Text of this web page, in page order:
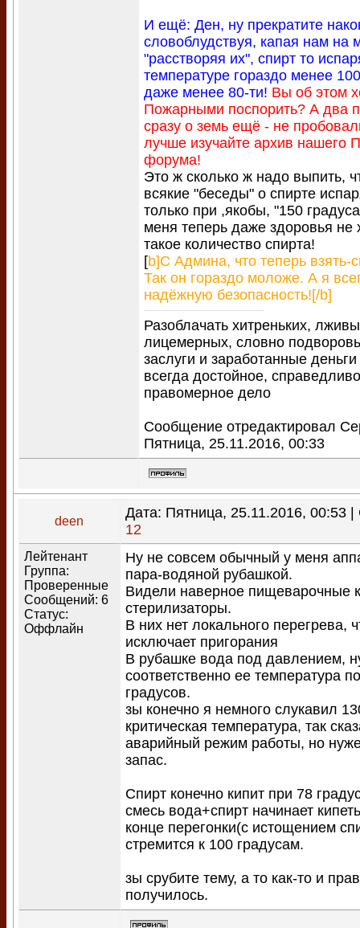
И ещё: Ден, ну прекратите
словоблудствуя, капая нам на
"расстворяя их", спирт то
температуре гораздо менее
даже менее 80-ти! Вы об этом
Пожарными поспорить? А два
сразу о земь ещё - не
лучше изучайте архив нашего
форума!
Это ж сколько ж надо выпить,
всякие "беседы" о спирте
только при ,якобы, "150
меня теперь даже здоровья не
такое количество спирта!
[b]С Админа, что теперь взять-
Так он гораздо моложе. А я
надёжную безопасность![/b]
Разоблачать хитреньких,
лицемерных, словно
заслуги и заработанные
всегда достойное,
правомерное дело
Сообщение отредактировал
Пятница, 25.11.2016, 00:33
deen
Дата: Пятница, 25.11.2016, 00:53
12
Лейтенант
Группа:
Проверенные
Сообщений: 6
Статус:
Оффлайн
Ну не совсем обычный у меня
пара-водяной рубашкой.
Видели наверное пищеварочные
стерилизаторы.
В них нет локального перегрева,
исключает пригорания
В рубашке вода под давлением,
соответственно ее температура
градусов.
зы конечно я немного слукавил
критическая температура, так
аварийный режим работы, но
запас.
Спирт конечно кипит при 78
смесь вода+спирт начинает
конце перегонки(с истощением
стремится к 100 градусам.
зы срубите тему, а то как-то и
получилось.